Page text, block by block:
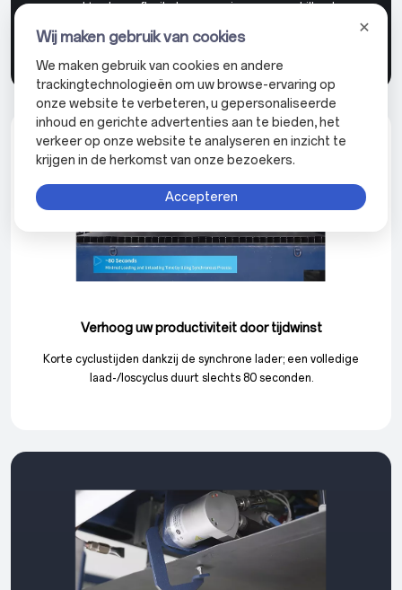
maakt ook een flexibele aanpassing aan verschillende
productielijnen uitbreiden en upgraden, zelfs in omgevingen met
beperkte ruimte.
Verhoog uw productiviteit door tijdwinst
Korte cyclustijden dankzij de synchrone lader; een volledige
laad-/loscyclus duurt slechts 80 seconden.
Wij maken gebruik van cookies
We maken gebruik van cookies en andere
trackingtechnologieën om uw browse-ervaring op
onze website te verbeteren, u gepersonaliseerde
inhoud en gerichte advertenties aan te bieden, het
verkeer op onze website te analyseren en inzicht te
krijgen in de herkomst van onze bezoekers.
Accepteren